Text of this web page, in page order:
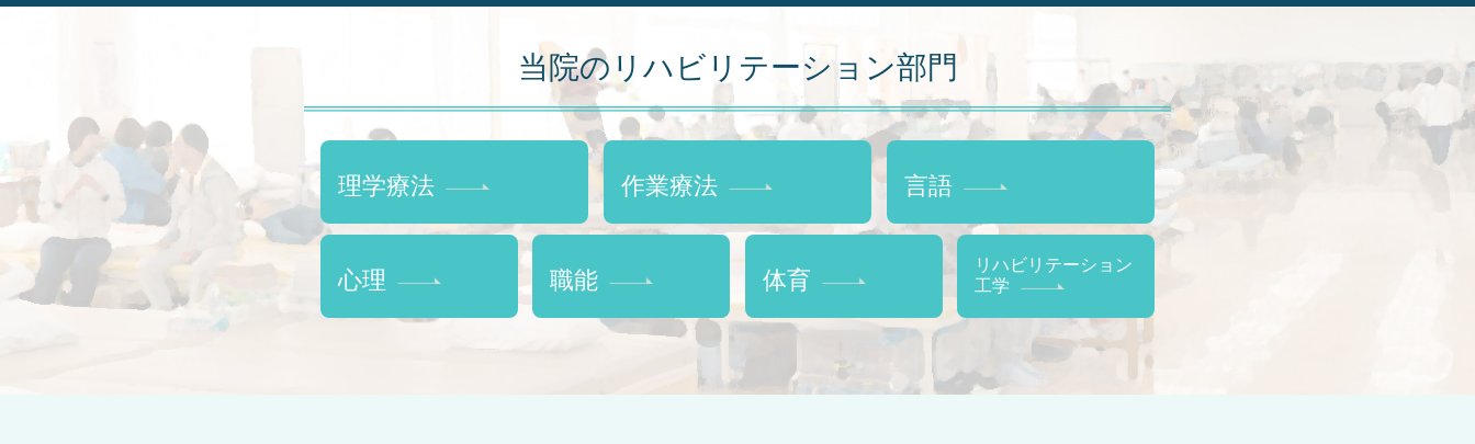
当院のリハビリテーション部門
理学療法 作業療法 言語
心理 職能 体育
リハビリテーション
工学